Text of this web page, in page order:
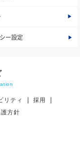
ー設定
リティ
採用
方針